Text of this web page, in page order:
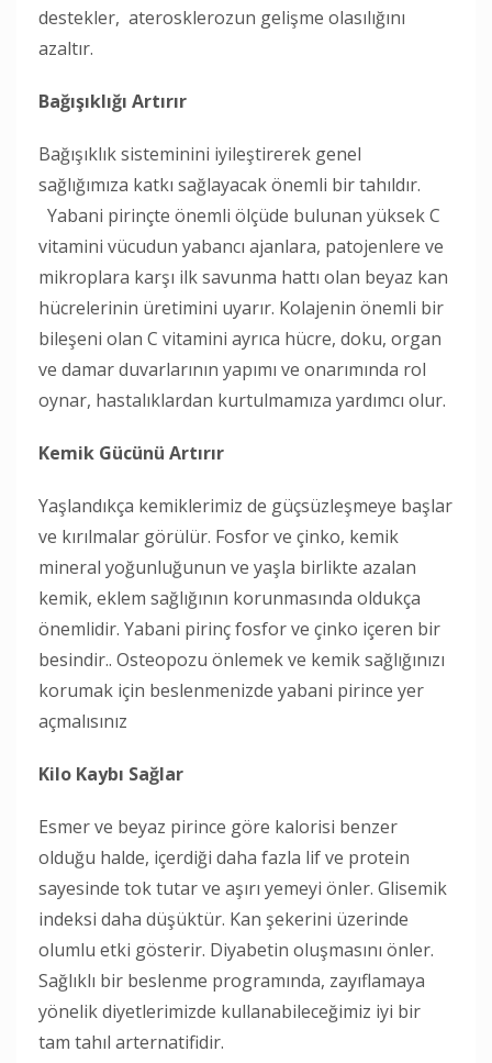
destekler, aterosklerozun gelişme olasılığını
azaltır.
Bağışıklığı Artırır
Bağışıklık sisteminini iyileştirerek genel
sağlığımıza katkı sağlayacak önemli bir tahıldır.
Yabani pirinçte önemli ölçüde bulunan yüksek C
vitamini vücudun yabancı ajanlara, patojenlere ve
mikroplara karşı ilk savunma hattı olan beyaz kan
hücrelerinin üretimini uyarır. Kolajenin önemli bir
bileşeni olan C vitamini ayrıca hücre, doku, organ
ve damar duvarlarının yapımı ve onarımında rol
oynar, hastalıklardan kurtulmamıza yardımcı olur.
Kemik Gücünü Artırır
Yaşlandıkça kemiklerimiz de güçsüzleşmeye başlar
ve kırılmalar görülür. Fosfor ve çinko, kemik
mineral yoğunluğunun ve yaşla birlikte azalan
kemik, eklem sağlığının korunmasında oldukça
önemlidir. Yabani pirinç fosfor ve çinko içeren bir
besindir.. Osteopozu önlemek ve kemik sağlığınızı
korumak için beslenmenizde yabani pirince yer
açmalısınız
Kilo Kaybı Sağlar
Esmer ve beyaz pirince göre kalorisi benzer
olduğu halde, içerdiği daha fazla lif ve protein
sayesinde tok tutar ve aşırı yemeyi önler. Glisemik
indeksi daha düşüktür. Kan şekerini üzerinde
olumlu etki gösterir. Diyabetin oluşmasını önler.
Sağlıklı bir beslenme programında, zayıflamaya
yönelik diyetlerimizde kullanabileceğimiz iyi bir
tam tahıl arternatifidir.